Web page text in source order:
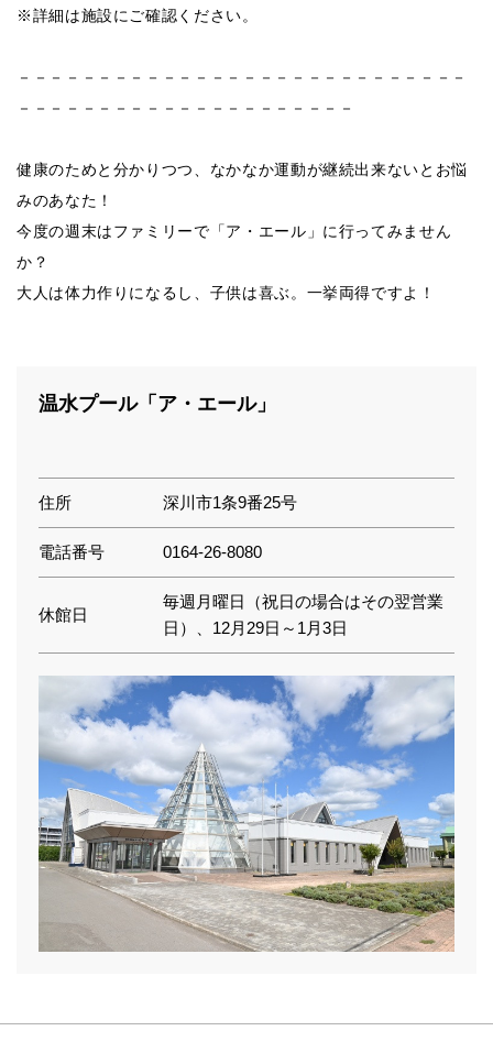
※詳細は施設にご確認ください。
－－－－－－－－－－－－－－－－－－－－－－－－－－－－
－－－－－－－－－－－－－－－－－－－－－
健康のためと分かりつつ、なかなか運動が継続出来ないとお悩
みのあなた！
今度の週末はファミリーで「ア・エール」に行ってみません
か？
大人は体力作りになるし、子供は喜ぶ。一挙両得ですよ！
温水プール「ア・エール」
住所 深川市1条9番25号
電話番号 0164-26-8080
休館日
毎週月曜日（祝日の場合はその翌営業
日）、12月29日～1月3日